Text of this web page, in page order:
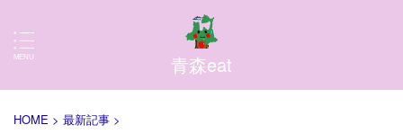
青森eat
HOME > 最新記事 >